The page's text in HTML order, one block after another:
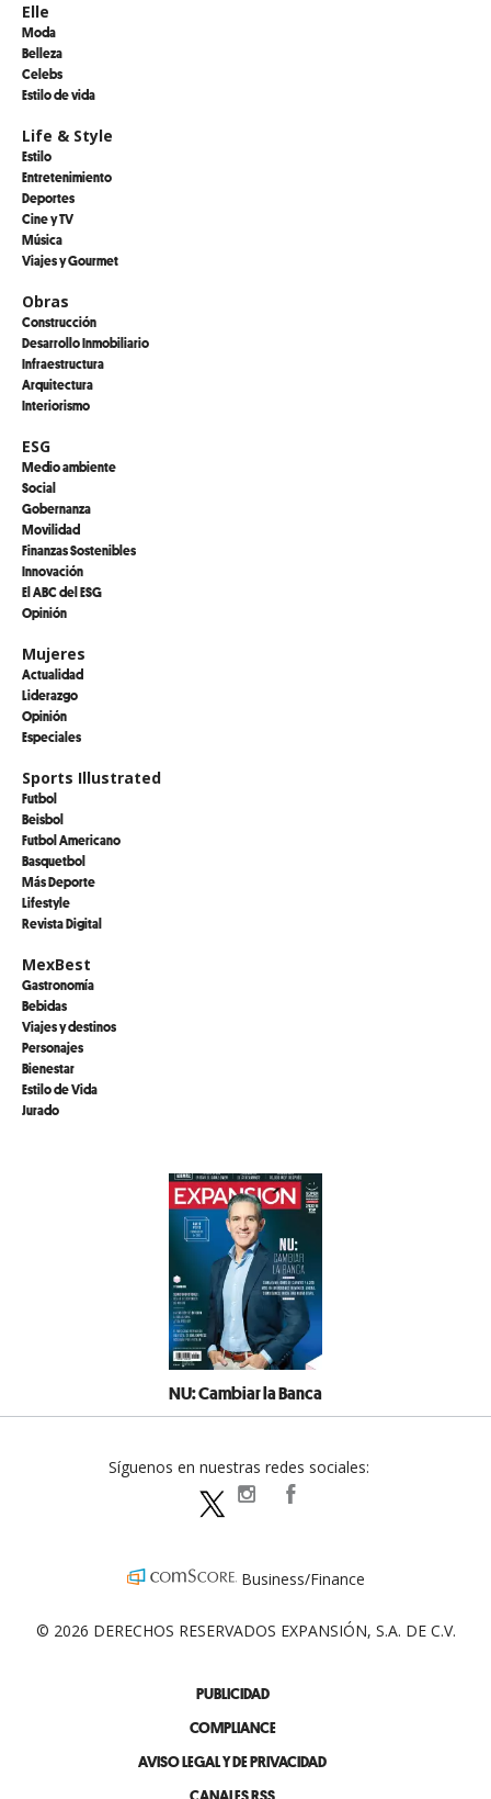
Elle
Moda
Belleza
Celebs
Estilo de vida
Life & Style
Estilo
Entretenimiento
Deportes
Cine y TV
Música
Viajes y Gourmet
Obras
Construcción
Desarrollo Inmobiliario
Infraestructura
Arquitectura
Interiorismo
ESG
Medio ambiente
Social
Gobernanza
Movilidad
Finanzas Sostenibles
Innovación
El ABC del ESG
Opinión
Mujeres
Actualidad
Liderazgo
Opinión
Especiales
Sports Illustrated
Futbol
Beisbol
Futbol Americano
Basquetbol
Más Deporte
Lifestyle
Revista Digital
MexBest
Gastronomía
Bebidas
Viajes y destinos
Personajes
Bienestar
Estilo de Vida
Jurado
NU: Cambiar la Banca
PUBLICIDAD
COMPLIANCE
AVISO LEGAL Y DE PRIVACIDAD
Síguenos en nuestras redes sociales:
expansionpolitica
Business/Finance
© 2026 DERECHOS RESERVADOS EXPANSIÓN, S.A. DE C.V.